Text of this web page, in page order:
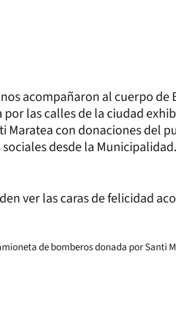
acompañaron al cuerpo
por las calles de la ciudad
Maratea con donaciones del
desde la Municipalidad.
ver las caras de felicidad